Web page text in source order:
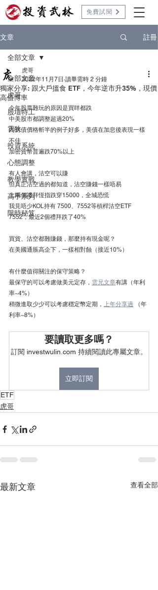
免費試閱
文章 註冊
全部文章
虎哥
股壇特工
雲狄
投資系統
心態調整
教學實戰
高手系列
限時秘笈
全部文章
獨家分享: 跟大戶搵食 ETF，今年逆市升35%，現價
高值博率
虎哥
2022年11月7日 讀畢需時 2 分鐘
今年股票難玩的原因是買咩都跌
中美股市都調整超過20%
內房債價格斬半的例子好多，美債在加息後表現一樣
不佳
加密貨幣普遍跌70%以上
有人會講，沽空可以賺
但真正沽空過的都知道，沽空賺錢一樣唔易
上兩個禮拜恆指跌穿15000，全城恐慌
我見唔少KOL持有 7500、7552等槓桿沽空ETF
7552，最近2個禮拜跌了40%
買貨、沽空都難賺錢，那麼持有現金呢？
在美國通脹高企下，一樣相對蝕（接近10%）
有什麼值得關注的保守策略？
最保守的可以考慮做美元定存， 雲兄文章有講（年利
率~4%）
稍微進取少少可以考慮穩定幣定期， 上年分享過 （年
利率~8%）
要讀取更多嗎？
訂閱 investwulin.com 持續閱讀此專屬文章。
立即訂閱
ETF
虎哥
最新文章 查看全部